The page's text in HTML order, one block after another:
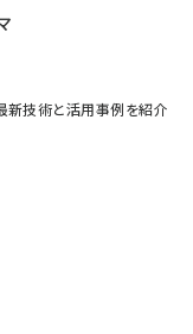
新技術と活用事例を紹介